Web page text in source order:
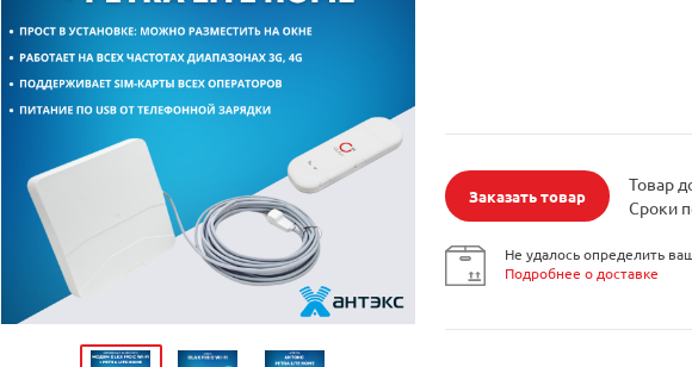
Заказать товар
Товар
Сроки
Не удалось определить
Подробнее о доставке